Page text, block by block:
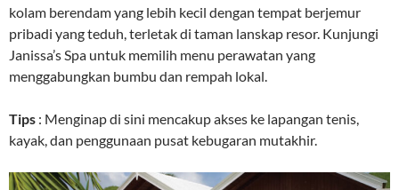
kolam berendam yang lebih kecil dengan tempat berjemur
pribadi yang teduh, terletak di taman lanskap resor. Kunjungi
Janissa’s Spa untuk memilih menu perawatan yang
menggabungkan bumbu dan rempah lokal.
Tips : Menginap di sini mencakup akses ke lapangan tenis,
kayak, dan penggunaan pusat kebugaran mutakhir.